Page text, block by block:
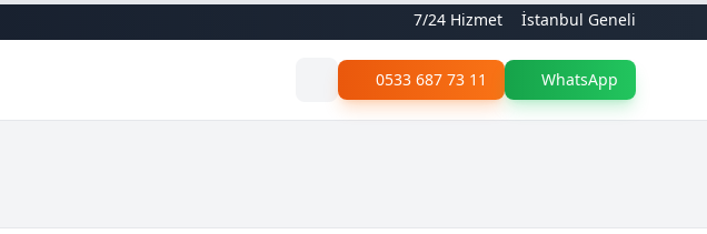
7/24 Hizmet İstanbul Geneli
0533 687 73 11 WhatsApp